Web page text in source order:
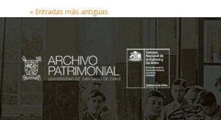
« Entradas más antiguas